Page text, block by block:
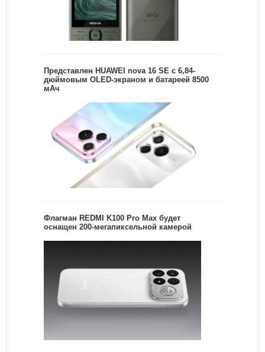
Представлен HUAWEI nova 16 SE с 6,84-
дюймовым OLED-экраном и батареей 8500
мАч
Флагман REDMI K100 Pro Max будет
оснащен 200-мегапиксельной камерой